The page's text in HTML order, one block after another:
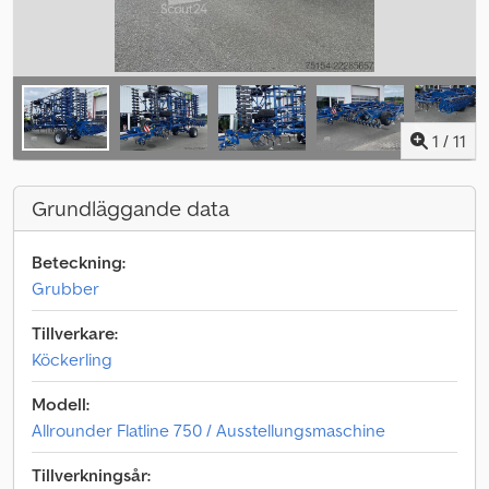
1 / 11
Grundläggande data
Beteckning:
Grubber
Tillverkare:
Köckerling
Modell:
Allrounder Flatline 750 / Ausstellungsmaschine
Tillverkningsår: